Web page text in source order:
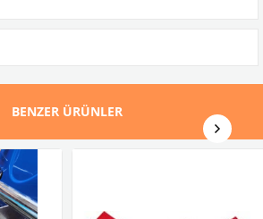
BENZER ÜRÜNLER